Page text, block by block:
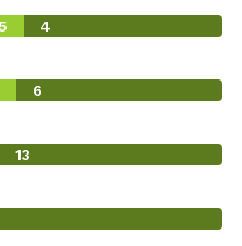
5 4
6
13